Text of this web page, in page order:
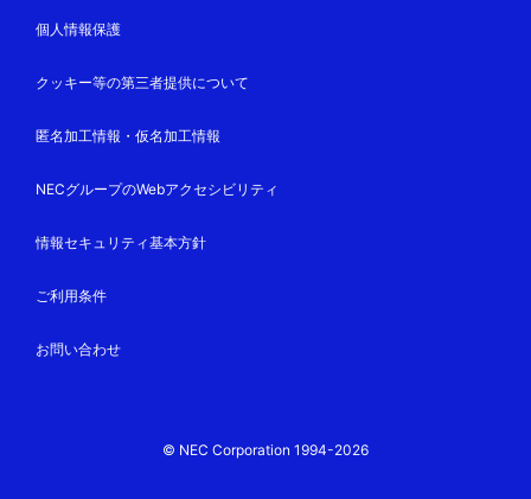
個人情報保護
クッキー等の第三者提供について
匿名加工情報・仮名加工情報
NECグループのWebアクセシビリティ
情報セキュリティ基本方針
ご利用条件
お問い合わせ
© NEC Corporation 1994-2026